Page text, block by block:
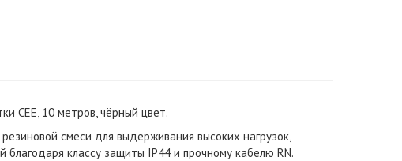
CEE, 10 метров, чёрный цвет.
смеси для выдерживания высоких нагрузок,
классу защиты IP44 и прочному кабелю RN.